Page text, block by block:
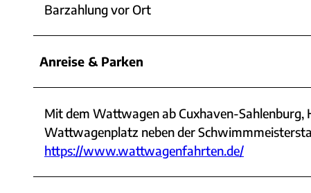
w
Barzahlung vor Ort
Anreise & Parken
Mit dem Wattwagen ab Cuxhaven-Sahlenburg,
Wattwagenplatz neben der
https://www.wattwagenfahrten.de/